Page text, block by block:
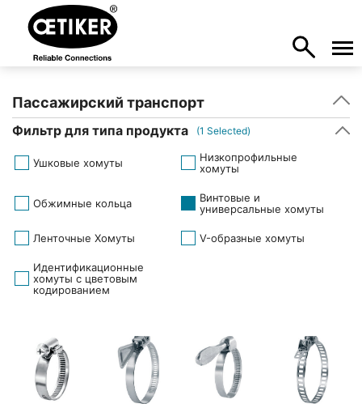
Пассажирский транспорт
Фильтр для типа продукта (1 Selected)
Ушковые хомуты
Низкопрофильные
хомуты
Обжимные кольца
Винтовые и
универсальные хомуты
Ленточные Хомуты V-образные хомуты
Идентификационные
хомуты с цветовым
кодированием